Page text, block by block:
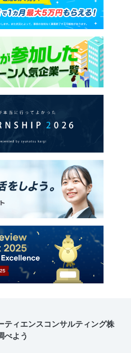
ティエンスコンサルティング株
べよう